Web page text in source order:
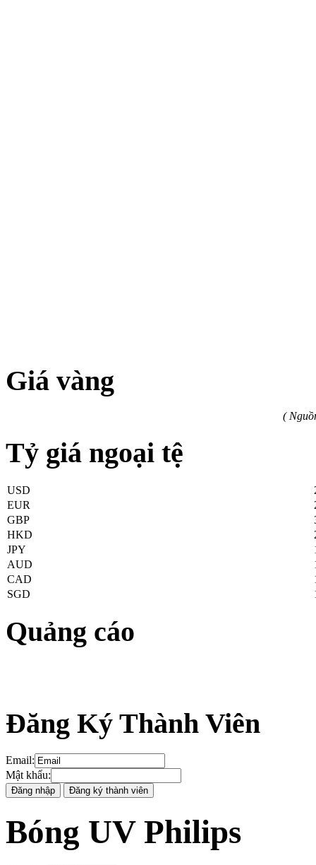
Giá vàng
(
Tỷ giá ngoại tệ
USD
EUR
GBP
HKD
JPY
AUD
CAD
SGD
Quảng cáo
Đăng Ký Thành Viên
Email:
Mật khẩu:
Bóng UV Philips